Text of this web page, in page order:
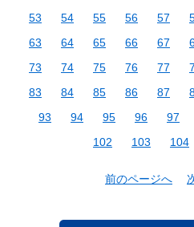
53
54 55 56 57
63
64 65 66 67
73
74 75 76 77
83
84 85 86 87
93
94 95 96 97
102
103 104
前のページへ